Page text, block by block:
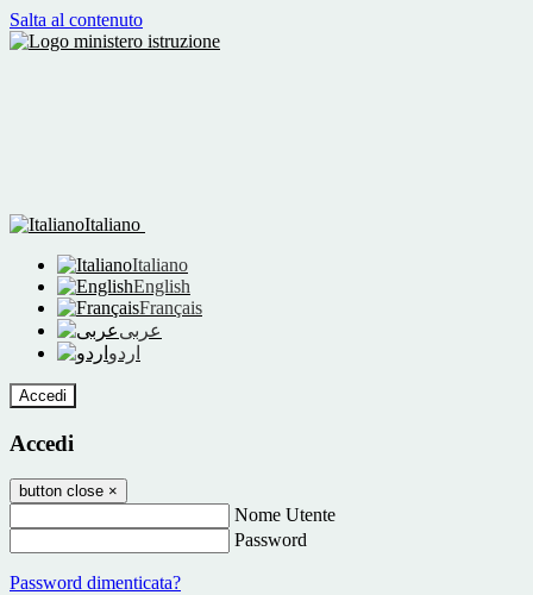
Salta al contenuto
Italiano
Italiano
English
Français
عربى
اردو
Accedi
Accedi
button close ×
Nome Utente
Password
Password dimenticata?